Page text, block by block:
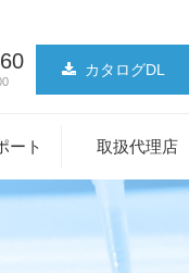
カタログDL
ート 取扱代理店